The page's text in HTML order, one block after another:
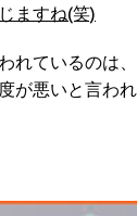
ますね(笑)
れているのは
が悪いと言わ